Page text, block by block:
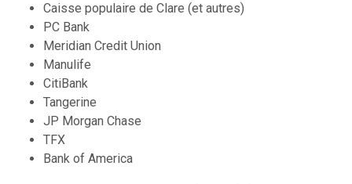
Caisse populaire de Clare (et autres)
PC Bank
Meridian Credit Union
Manulife
CitiBank
Tangerine
JP Morgan Chase
TFX
Bank of America